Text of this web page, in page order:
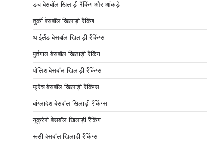
डच बेसबॉल खिलाड़ी रैंकिंग और आंकड़े
तुर्की बेसबॉल खिलाड़ी रैंकिंग
थाईलैंड बेसबॉल खिलाड़ी रैंकिंग्स
पुर्तगाल बेसबॉल खिलाड़ी रैंकिंग
पोलिश बेसबॉल खिलाड़ी रैंकिंग्स
फ्रेंच बेसबॉल खिलाड़ी रैंकिंग्स
बांग्लादेश बेसबॉल खिलाड़ी रैंकिंग्स
यूक्रेनी बेसबॉल खिलाड़ी रैंकिंग
रूसी बेसबॉल खिलाड़ी रैंकिंग्स